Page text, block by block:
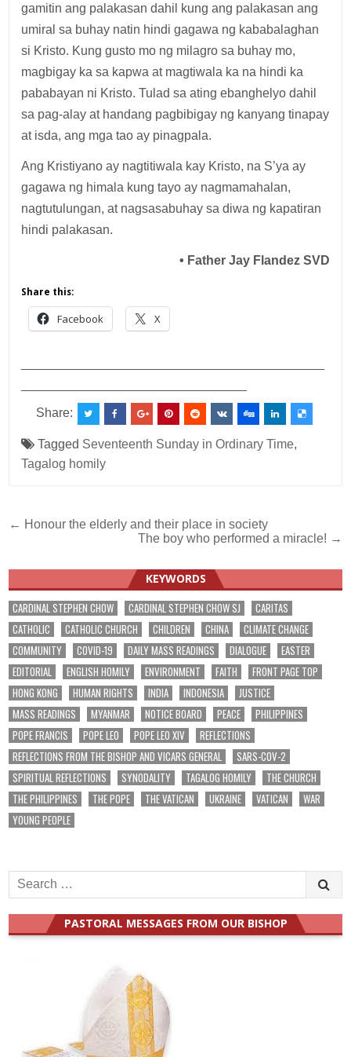
gamitin ang palakasan dahil kung ang palakasan ang
umiral sa buhay natin hindi gagawa ng kababalaghan
si Kristo. Kung gusto mo ng milagro sa buhay mo,
magbigay ka sa kapwa at magtiwala ka na hindi ka
pababayan ni Kristo. Tulad sa ating ebanghelyo dahil
sa pag-alay at handang pagbibigay ng kanyang tinapay
at isda, ang mga tao ay pinagpala.
Ang Kristiyano ay nagtitiwala kay Kristo, na S’ya ay
gagawa ng himala kung tayo ay nagmamahalan,
nagtutulungan, at nagsasabuhay sa diwa ng kapatiran
hindi palakasan.
• Father Jay Flandez SVD
Share this:
Facebook X
Share:
Tagged Seventeenth Sunday in Ordinary Time,
Tagalog homily
Post
← Honour the elderly and their place in society
The boy who performed a miracle! →
KEYWORDS
CARDINAL STEPHEN CHOW CARDINAL STEPHEN CHOW SJ
CARITAS
CATHOLIC
CATHOLIC CHURCH CHILDREN CHINA
CLIMATE CHANGE
COMMUNITY
COVID-19 DAILY MASS READINGS DIALOGUE
EASTER
EDITORIAL
ENGLISH HOMILY ENVIRONMENT FAITH
FRONT PAGE TOP
HONG KONG
HUMAN RIGHTS INDIA INDONESIA
JUSTICE
MASS READINGS
MYANMAR NOTICE BOARD PEACE
PHILIPPINES
POPE FRANCIS
POPE LEO POPE LEO XIV
REFLECTIONS
REFLECTIONS FROM THE BISHOP AND VICARS GENERAL
SARS-COV-2
SPIRITUAL REFLECTIONS
SYNODALITY TAGALOG HOMILY
THE CHURCH
THE PHILIPPINES
THE POPE THE VATICAN UKRAINE VATICAN
WAR
YOUNG PEOPLE
Search
for:
PASTORAL MESSAGES FROM OUR BISHOP